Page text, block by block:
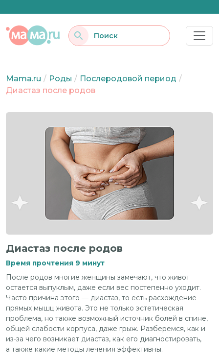
Mama.ru / Роды / Послеродовой период /
Диастаз после родов
Диастаз после родов
Время прочтения 9 минут
После родов многие женщины замечают, что живот
остается выпуклым, даже если вес постепенно уходит.
Часто причина этого — диастаз, то есть расхождение
прямых мышц живота. Это не только эстетическая
проблема, но также возможный источник болей в спине,
общей слабости корпуса, даже грыж. Разберемся, как и
из-за чего возникает диастаз, как его диагностировать,
а также какие методы лечения эффективны.